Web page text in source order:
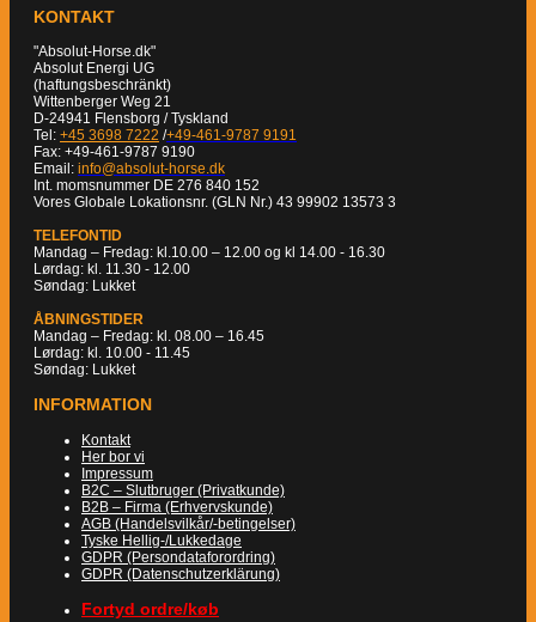
KONTAKT
"Absolut-Horse.dk"
Absolut Energi UG
(haftungsbeschränkt)
Wittenberger Weg 21
D-24941 Flensborg / Tyskland
Tel: +45 3698 7222 /+49-461-9787 9191
Fax: +49-461-9787 9190
Email: info@absolut-horse.dk
Int. momsnummer DE 276 840 152
Vores Globale Lokationsnr. (GLN Nr.) 43 99902 13573 3
TELEFONTID
Mandag – Fredag: kl.10.00 – 12.00 og kl 14.00 - 16.30
Lørdag: kl. 11.30 - 12.00
Søndag: Lukket
ÅBNINGSTIDER
Mandag – Fredag: kl. 08.00 – 16.45
Lørdag: kl. 10.00 - 11.45
Søndag: Lukket
INFORMATION
Kontakt
Her bor vi
Impressum
B2C – Slutbruger (Privatkunde)
B2B – Firma (Erhvervskunde)
AGB (Handelsvilkår/-betingelser)
Tyske Hellig-/Lukkedage
GDPR (Persondataforordring)
GDPR (Datenschutzerklärung)
Fortyd ordre/køb